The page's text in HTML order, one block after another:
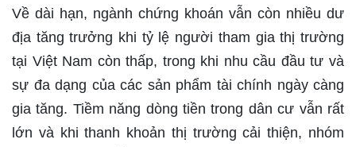
Về dài hạn, ngành chứng khoán vẫn còn nhiều dư
địa tăng trưởng khi tỷ lệ người tham gia thị trường
tại Việt Nam còn thấp, trong khi nhu cầu đầu tư và
sự đa dạng của các sản phẩm tài chính ngày càng
gia tăng. Tiềm năng dòng tiền trong dân cư vẫn rất
lớn và khi thanh khoản thị trường cải thiện, nhóm